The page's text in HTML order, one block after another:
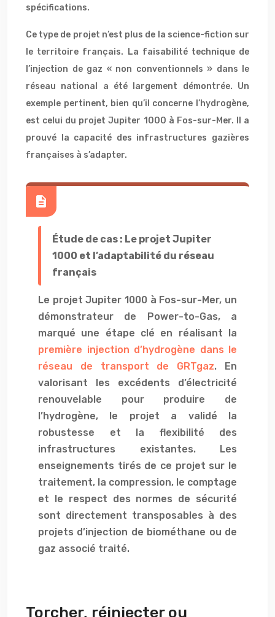
spécifications.
Ce type de projet n’est plus de la science-fiction sur
le territoire français. La faisabilité technique de
l’injection de gaz « non conventionnels » dans le
réseau national a été largement démontrée. Un
exemple pertinent, bien qu’il concerne l’hydrogène,
est celui du projet Jupiter 1000 à Fos-sur-Mer. Il a
prouvé la capacité des infrastructures gazières
françaises à s’adapter.
Étude de cas : Le projet Jupiter
1000 et l’adaptabilité du réseau
français
Le projet Jupiter 1000 à Fos-sur-Mer, un
démonstrateur de Power-to-Gas, a
marqué une étape clé en réalisant la
première injection d’hydrogène dans le
réseau de transport de GRTgaz. En
valorisant les excédents d’électricité
renouvelable pour produire de
l’hydrogène, le projet a validé la
robustesse et la flexibilité des
infrastructures existantes. Les
enseignements tirés de ce projet sur le
traitement, la compression, le comptage
et le respect des normes de sécurité
sont directement transposables à des
projets d’injection de biométhane ou de
gaz associé traité.
Torcher, réinjecter ou